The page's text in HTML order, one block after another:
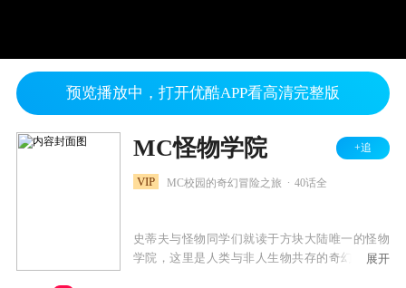
预览播放中，打开优酷APP看高清完整版
MC怪物学院 +追
VIP MC校园的奇幻冒险之旅 40话全
史蒂夫与怪物同学们就读于方块大陆唯一的怪物
学院，这里是人类与非人生物共存的奇幻校园。
展开